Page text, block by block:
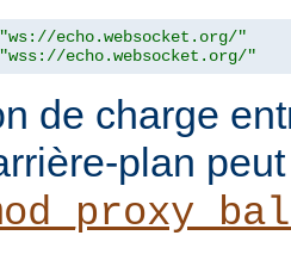
"ws://echo.websocket.org/"
"wss://echo.websocket.org/"
de charge
plan